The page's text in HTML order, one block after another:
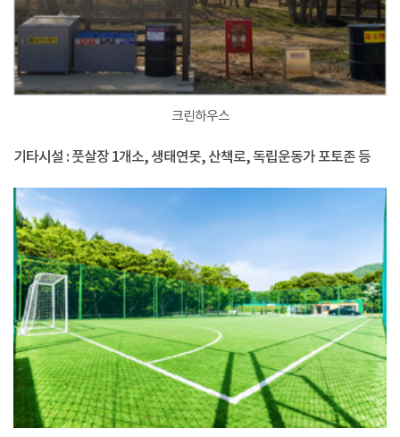
크린하우스
기타시설 : 풋살장 1개소, 생태연못, 산책로, 독립운동가 포토존 등